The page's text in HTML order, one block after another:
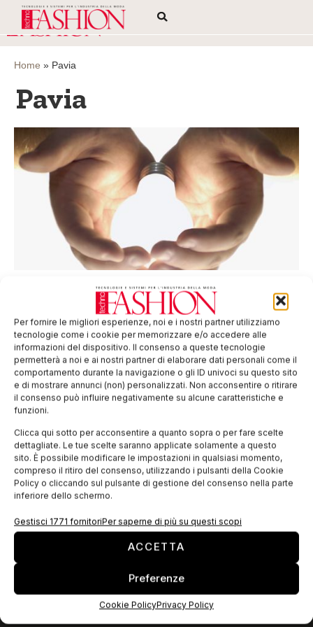
Per fornire le migliori esperienze, noi e i nostri partner utilizziamo
tecnologie come i cookie per memorizzare e/o accedere alle
informazioni del dispositivo. Il consenso a queste tecnologie
permetterà a noi e ai nostri partner di elaborare dati personali come il
comportamento durante la navigazione o gli ID univoci su questo sito
e di mostrare annunci (non) personalizzati. Non acconsentire o ritirare
il consenso può influire negativamente su alcune caratteristiche e
funzioni.
Clicca qui sotto per acconsentire a quanto sopra o per fare scelte
dettagliate. Le tue scelte saranno applicate solamente a questo
sito. È possibile modificare le impostazioni in qualsiasi momento,
compreso il ritiro del consenso, utilizzando i pulsanti della Cookie
Policy o cliccando sul pulsante di gestione del consenso nella parte
inferiore dello schermo.
Gestisci 1771 fornitoriPer saperne di più su questi scopi
ACCETTA
Preferenze
Cookie PolicyPrivacy Policy
Home » Pavia
Pavia
Da Pavia un bando per i nuovi progetti
imprenditoriali innovativi
La Camera di Commercio di Pavia promuove il “Bando a
sostegno di nuovi progetti imprenditoriali a carattere
innovativo” che intende favorire l’ideazione e la
realizzazione di progetti a carattere innovativo
EDICOLA WEB
ISCRIVITI ALLA NEWSLETTER